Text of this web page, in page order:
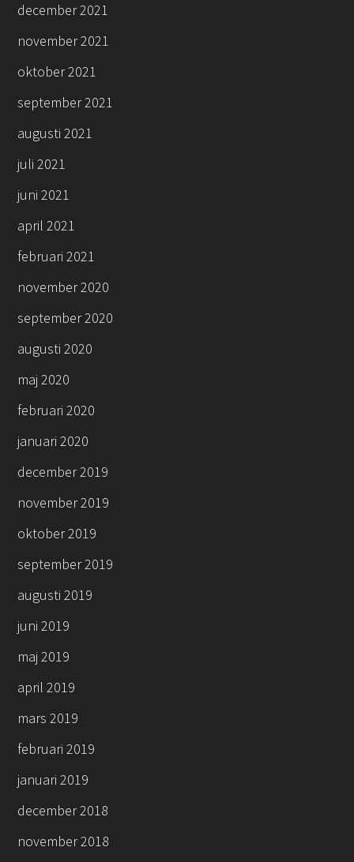
december 2021
november 2021
oktober 2021
september 2021
augusti 2021
juli 2021
juni 2021
april 2021
februari 2021
november 2020
september 2020
augusti 2020
maj 2020
februari 2020
januari 2020
december 2019
november 2019
oktober 2019
september 2019
augusti 2019
juni 2019
maj 2019
april 2019
mars 2019
februari 2019
januari 2019
december 2018
november 2018